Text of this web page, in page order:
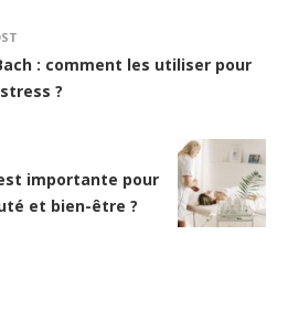
: comment les utiliser pour
?
importante pour
et bien-être ?